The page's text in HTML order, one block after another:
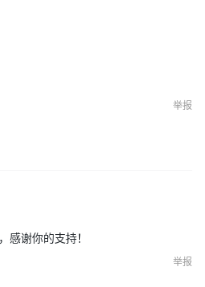
firewalld.service
firewalld.service
status firewalld.service
enable firewalld.service
is-enabled firewalld.service
--failed
举报
感谢你的支持！
举报